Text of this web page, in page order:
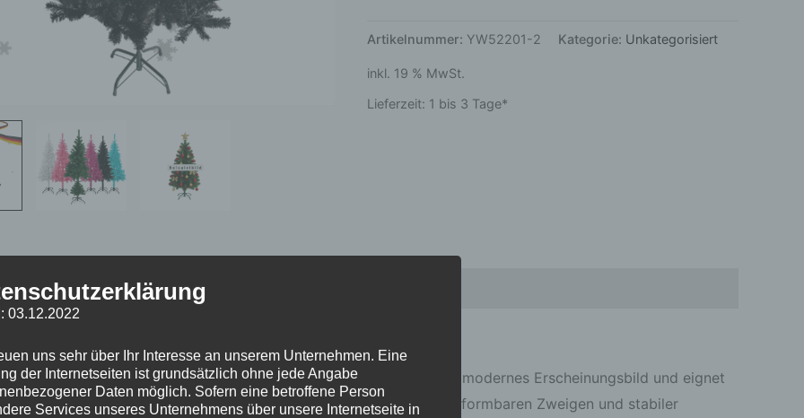
Artikelnummer: YW52201-2 Kategorie: Unkategorisiert
inkl. 19 % MwSt.
Lieferzeit: 1 bis 3 Tage*
Zusätzliche Informationen
Weihnachtsbaum 150cm – Schwarz
Weihnachtsbaum in der Farbe Schwarz bietet ein elegantes, modernes Erscheinungsbild und eignet
Wohnräume, Büros oder gewerbliche Dekorationen. Mit dichten, formbaren Zweigen und stabiler
03.12.2022
uns sehr über Ihr Interesse an unserem Unternehmen. Eine
der Internetseiten ist grundsätzlich ohne jede Angabe
Daten möglich. Sofern eine betroffene Person
Services unseres Unternehmens über unsere Internetseite in